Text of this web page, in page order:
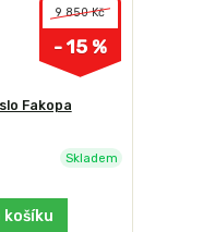
9 850 Kč
- 15 %
Fakopa
Skladem
košíku